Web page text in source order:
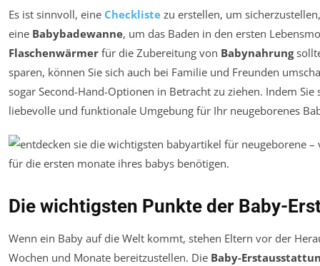
Es ist sinnvoll, eine Checkliste zu erstellen, um
eine Babybadewanne, um das Baden in den ersten
Flaschenwärmer für die Zubereitung von Babynahrung
sparen, können Sie sich auch bei Familie und Freunden
sogar Second-Hand-Optionen in Betracht zu ziehen. Indem
liebevolle und funktionale Umgebung für Ihr neugeborenes
Die wichtigsten Punkte der Baby-
Wenn ein Baby auf die Welt kommt, stehen Eltern vor der
Wochen und Monate bereitzustellen. Die Baby-